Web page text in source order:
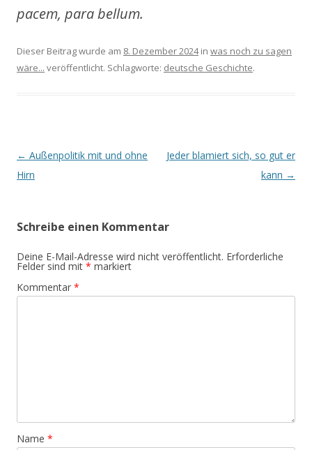
pacem, para bellum.
Dieser Beitrag wurde am 8. Dezember 2024in was noch zu sagen
wäre... veröffentlicht. Schlagworte: deutsche Geschichte.
Beitrags-
Navigation
← Außenpolitik mit und ohne
Hirn
Jeder blamiert sich, so gut er
kann →
Schreibe einen Kommentar
Deine E-Mail-Adresse wird nicht veröffentlicht. Erforderliche
Felder sind mit * markiert
Kommentar *
Name *